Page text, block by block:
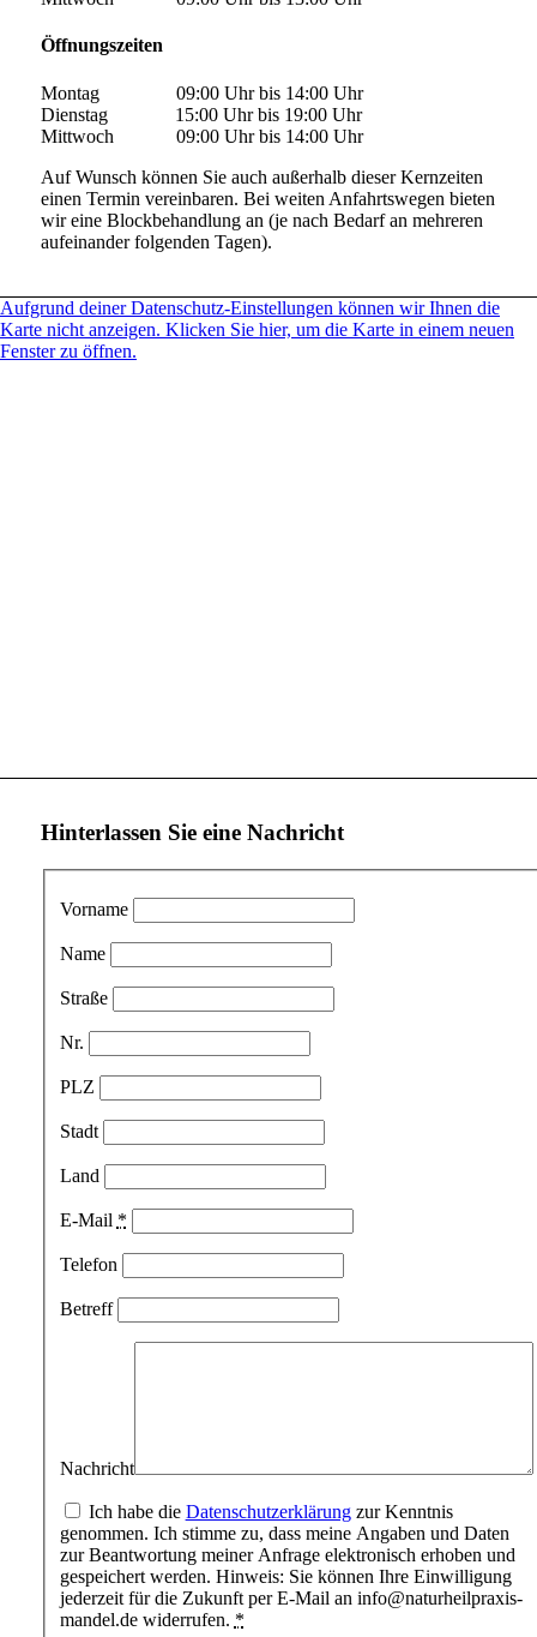
Öffnungszeiten
Montag 09:00 Uhr bis 14:00 Uhr
Dienstag 15:00 Uhr bis 19:00 Uhr
Mittwoch 09:00 Uhr bis 14:00 Uhr
Auf Wunsch können Sie auch außerhalb dieser Kernzeiten
einen Termin vereinbaren. Bei weiten Anfahrtswegen bieten
wir eine Blockbehandlung an (je nach Bedarf an mehreren
aufeinander folgenden Tagen).
Aufgrund deiner Datenschutz-Einstellungen können wir Ihnen die
Karte nicht anzeigen. Klicken Sie hier, um die Karte in einem neuen
Fenster zu öffnen.
Hinterlassen Sie eine Nachricht
Vorname
Name
Straße
Nr.
PLZ
Stadt
Land
E-Mail *
Telefon
Betreff
Nachricht
Ich habe die Datenschutzerklärungzur Kenntnis
genommen. Ich stimme zu, dass meine Angaben und Daten
zur Beantwortung meiner Anfrage elektronisch erhoben und
gespeichert werden. Hinweis: Sie können Ihre Einwilligung
jederzeit für die Zukunft per E-Mail an info@naturheilpraxis-
mandel.dewiderrufen. *